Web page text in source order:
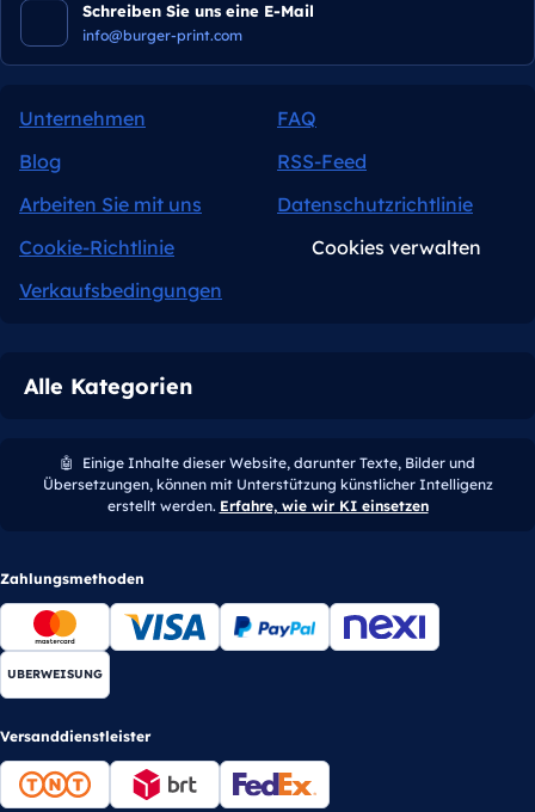
Schreiben Sie uns eine E-Mail
info@burger-print.com
Unternehmen
FAQ
Blog
RSS-Feed
Arbeiten Sie mit uns
Datenschutzrichtlinie
Cookie-Richtlinie
Cookies verwalten
Verkaufsbedingungen
Alle Kategorien
🤖
Einige Inhalte dieser Website, darunter Texte, Bilder und
Übersetzungen, können mit Unterstützung künstlicher Intelligenz
erstellt werden. Erfahre, wie wir KI einsetzen
Zahlungsmethoden
UBERWEISUNG
Versanddienstleister